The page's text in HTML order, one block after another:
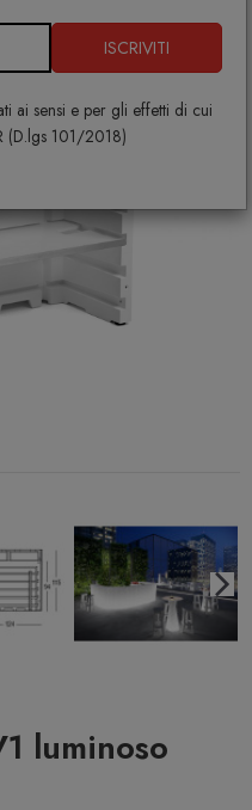
ISCRIVITI
ai sensi e per gli effetti di cui
(D.lgs 101/2018)
luminoso